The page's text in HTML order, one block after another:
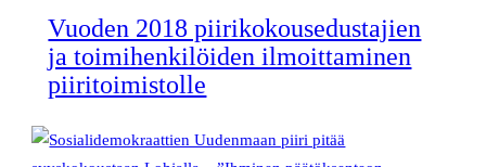
Vuoden 2018 piirikokousedustajien
ja toimihenkilöiden ilmoittaminen
piiritoimistolle